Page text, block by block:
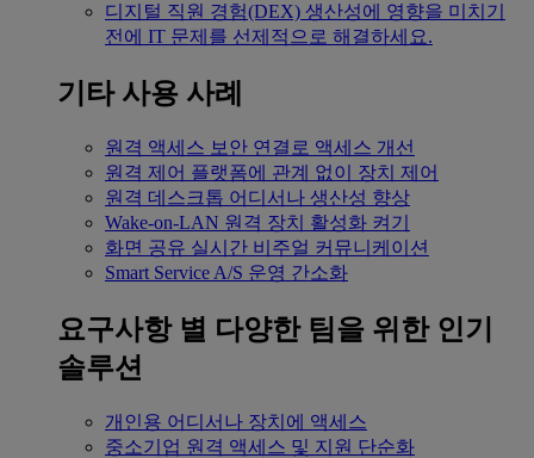
디지털 직원 경험(DEX) 생산성에 영향을 미치기
전에 IT 문제를 선제적으로 해결하세요.
기타 사용 사례
원격 액세스 보안 연결로 액세스 개선
원격 제어 플랫폼에 관계 없이 장치 제어
원격 데스크톱 어디서나 생산성 향상
Wake-on-LAN 원격 장치 활성화 켜기
화면 공유 실시간 비주얼 커뮤니케이션
Smart Service A/S 운영 간소화
요구사항 별 다양한 팀을 위한 인기
솔루션
개인용 어디서나 장치에 액세스
중소기업 원격 액세스 및 지원 단순화